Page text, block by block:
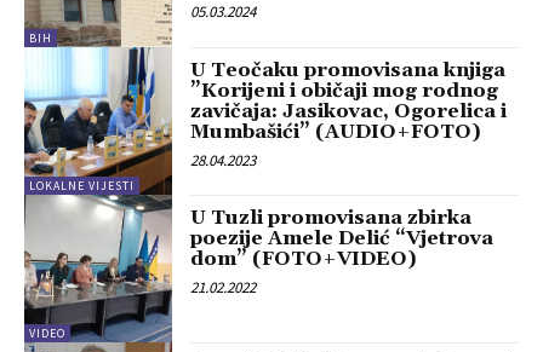
BIH
05.03.2024
LOKALNE VIJESTI
U Teočaku promovisana knjiga
”Korijeni i običaji mog rodnog
zavičaja: Jasikovac, Ogorelica i
Mumbašići” (AUDIO+FOTO)
28.04.2023
VIDEO
U Tuzli promovisana zbirka
poezije Amele Delić “Vjetrova
dom” (FOTO+VIDEO)
21.02.2022